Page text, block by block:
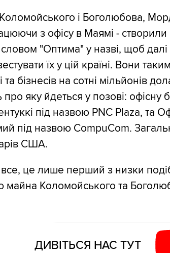
і Боголюбова,
з офісу в Маямі -
словом "Оптима" у назві, щоб
їх у цій країні. Вони
та бізнесів на сотні мільйонів
про яку йдеться у позові: офісну
під назвою PNC Plaza, та
під назвою CompuCom.
США.
це лише перший з низки
майна Коломойського та
ДИВІТЬСЯ НАС ТУТ